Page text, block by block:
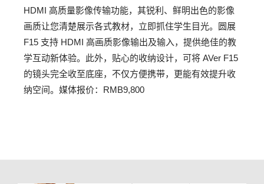
HDMI 高质量影像传输功能，其锐利、鲜明出色的影像
画质让您清楚展示各式教材，立即抓住学生目光。圆展
F15 支持 HDMI 高画质影像输出及输入，提供绝佳的教
学互动新体验。此外，贴心的收纳设计，可将 AVer F15
的镜头完全收至底座，不仅方便携带，更能有效提升收
纳空间。媒体报价：RMB9,800